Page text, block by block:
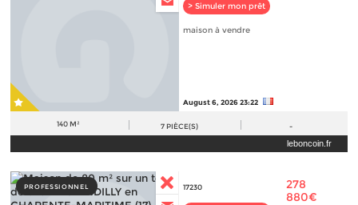
> Simuler mon prêt
maison à vendre
August 6, 2026 23:22
140 M² 7 PIÈCE(S) -
leboncoin.fr
PROFESSIONNEL 17230
278
880€